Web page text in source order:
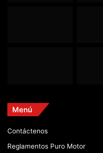
Menú
Contáctenos
Reglamentos Puro Motor